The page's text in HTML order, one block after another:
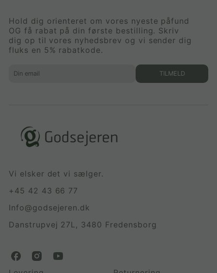
Hold dig orienteret om vores nyeste påfund
OG få rabat på din første bestilling. Skriv
dig op til vores nyhedsbrev og vi sender dig
fluks en 5% rabatkode.
TILMELD
Vi elsker det vi sælger.
+45 42 43 66 77
Info@godsejeren.dk
Danstrupvej 27L, 3480 Fredensborg
G
o
G
o
G